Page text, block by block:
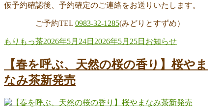
仮予約確認後、予約確定のご連絡をお送りいたします。
ご予約TEL ‭0983-32-1285(みどりとすずめ）
投
もりもっ茶投
日:
2026年5月24日 2026年5月25日 カ
ゴ
リ
お知らせ
【春を呼ぶ、天然の桜の香り】桜やま
なみ茶新発売